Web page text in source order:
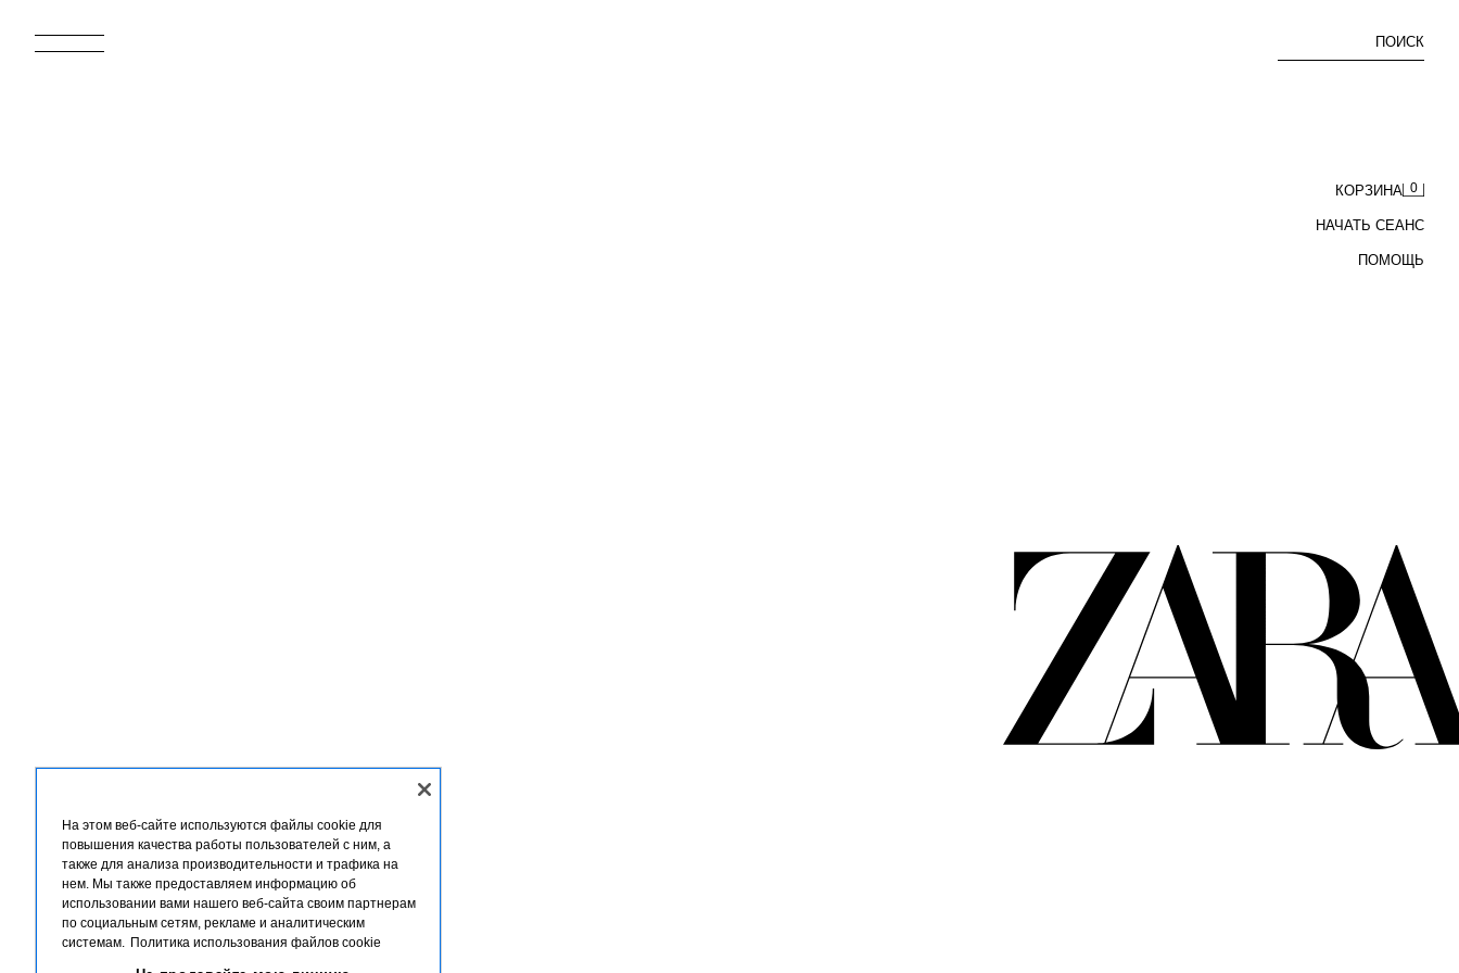
ПОИСК
КОРЗИНА 0
НАЧАТЬ СЕАНС
ПОМОЩЬ
На этом веб-сайте используются файлы cookie для
повышения качества работы пользователей с ним, а
также для анализа производительности и трафика на
нем. Мы также предоставляем информацию об
использовании вами нашего веб-сайта своим партнерам
по социальным сетям, рекламе и аналитическим
системам. Политика использования файлов cookie